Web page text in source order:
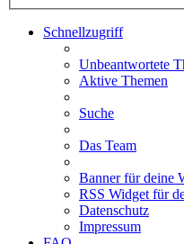
Schnellzugriff
Unbeantwortete
Aktive Themen
Suche
Das Team
Banner für deine
RSS Widget für
Datenschutz
Impressum